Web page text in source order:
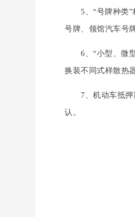
5、“号牌种类”栏
号牌、领馆汽车号
6、“小型、微型
换装不同式样散热
7、机动车抵押期
认。